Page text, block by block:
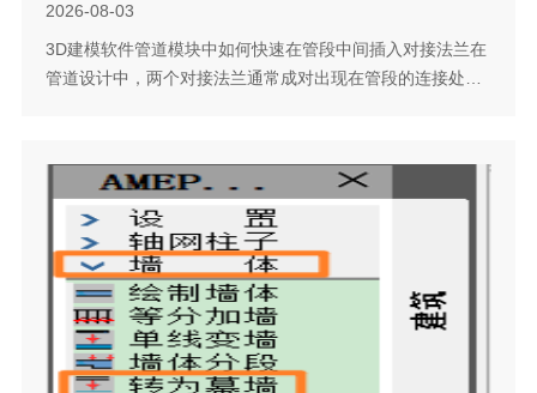
2026-08-03
3D建模软件管道模块中如何快速在管段中间插入对接法兰在
管道设计中，两个对接法兰通常成对出现在管段的连接处，
管道参数中设定法兰和垫片规格，再使用插入管路标准件命
令并勾选自动添加法兰和垫片，可以在选定位置直接生成一
对对接法兰。下面是具体的操作步骤。问题描述：如图所
示，在创建管路系统时，我们经常会在管段...